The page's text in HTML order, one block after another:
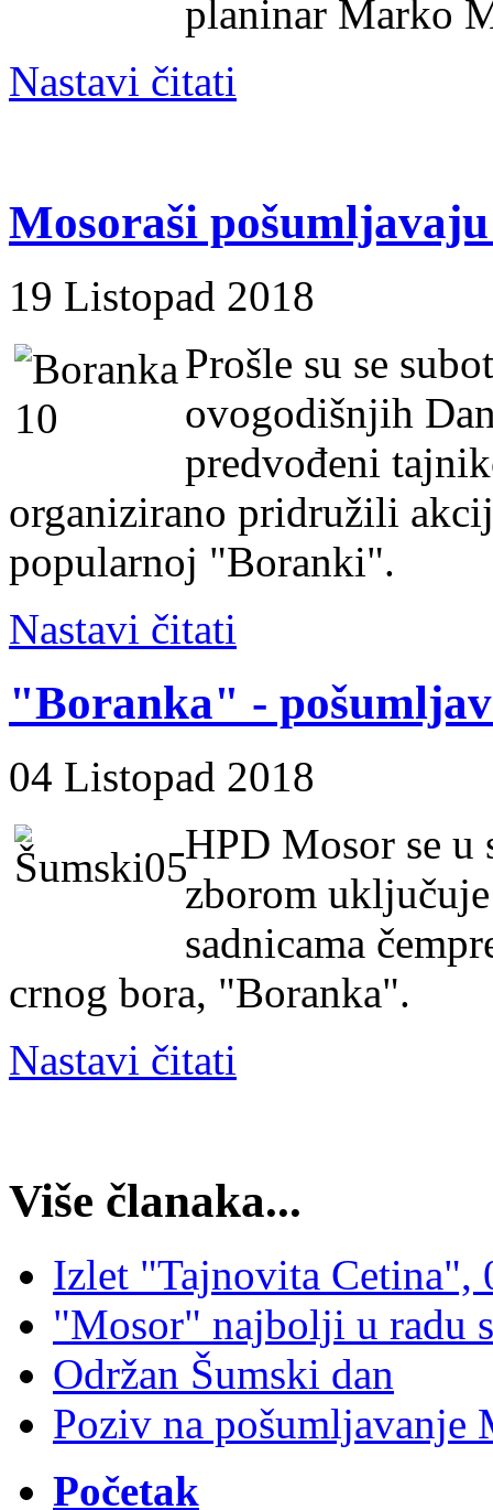
planinar Marko
Nastavi čitati
Mosoraši
19 Listopad 2018
Prošle su se
ovogodišnjih
predvođeni
organizirano pridružili
popularnoj "Boranki".
Nastavi čitati
"Boranka" -
04 Listopad 2018
HPD Mosor se u
zborom
sadnicama
crnog bora, "Boranka".
Nastavi čitati
Više članaka...
Izlet "Tajnovita Cetina",
"Mosor" najbolji u radu
Održan Šumski dan
Poziv na pošumljavanje
Početak